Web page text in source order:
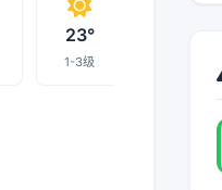
23°
1-3级